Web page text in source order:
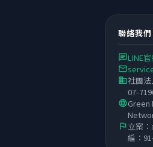
聯絡我們
chatLINE
email
business社團
07-
languageGreen
flag立案
編：